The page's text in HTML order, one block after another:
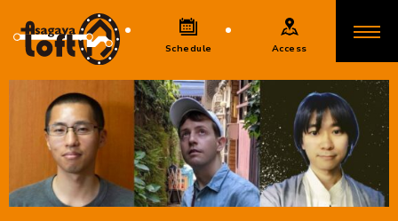
Schedule Access